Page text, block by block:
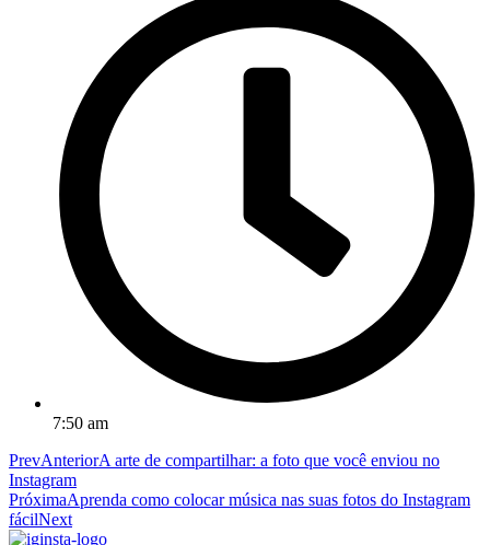
7:50 am
PrevAnteriorA arte de compartilhar: a foto que você enviou no
Instagram
PróximaAprenda como colocar música nas suas fotos do Instagram
fácilNext